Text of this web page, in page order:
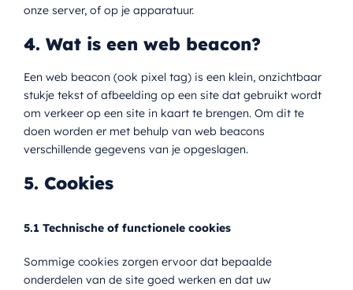
onze server, of op je apparatuur.
4. Wat is een web beacon?
Een web beacon (ook pixel tag) is een klein, onzichtbaar
stukje tekst of afbeelding op een site dat gebruikt wordt
om verkeer op een site in kaart te brengen. Om dit te
doen worden er met behulp van web beacons
verschillende gegevens van je opgeslagen.
5. Cookies
5.1 Technische of functionele cookies
Sommige cookies zorgen ervoor dat bepaalde
onderdelen van de site goed werken en dat uw